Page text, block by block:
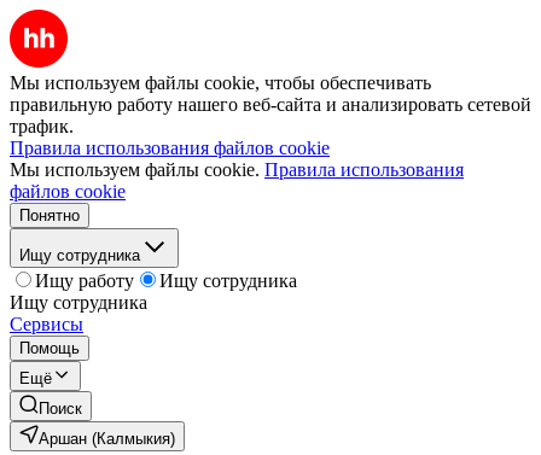
Мы используем файлы cookie, чтобы обеспечивать
правильную работу нашего веб-сайта и анализировать сетевой
трафик.
Правила использования файлов cookie
Мы используем файлы cookie. Правила использования
файлов cookie
Понятно
Ищу сотрудника
Ищу работу
Ищу сотрудника
Ищу сотрудника
Сервисы
Помощь
Ещё
Поиск
Аршан (Калмыкия)